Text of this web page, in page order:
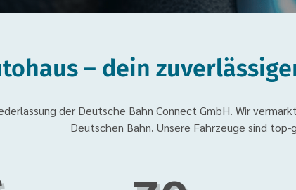
– dein
der Deutsche Bahn Connect GmbH. Wir
Deutschen Bahn. Unsere Fahrzeuge sind